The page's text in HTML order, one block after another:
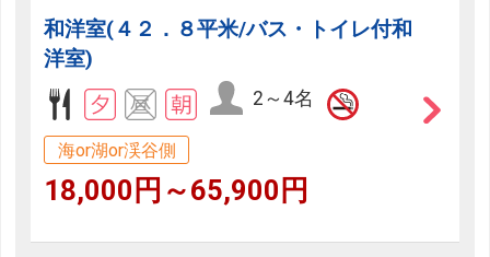
和洋室(４２．８平米/バス・トイレ付和
洋室)
2～4名
海or湖or渓谷側
18,000円～65,900円